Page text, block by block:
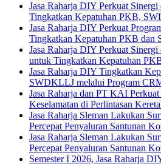
Jasa Raharja DIY Perkuat
Tingkatkan Kepatuhan PKB,
Jasa Raharja DIY Perkuat
Tingkatkan Kepatuhan PKB dan
Jasa Raharja DIY Perkuat
untuk Tingkatkan Kepatuhan
Jasa Raharja DIY Tingkatkan
SWDKLLJ melalui Program
Jasa Raharja dan PT KAI
Keselamatan di Perlintasan
Jasa Raharja Sleman Lakukan
Percepat Penyaluran Santunan
Jasa Raharja Sleman Lakukan
Percepat Penyaluran Santunan
Semester I 2026, Jasa Raharja